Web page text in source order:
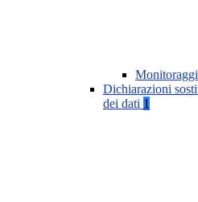
Dichiarazioni
dei dati 1